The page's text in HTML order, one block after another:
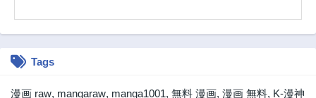
第20.2話
Tags
漫画 raw, mangaraw, manga1001, 無料 漫画, 漫画 無料, K-漫神